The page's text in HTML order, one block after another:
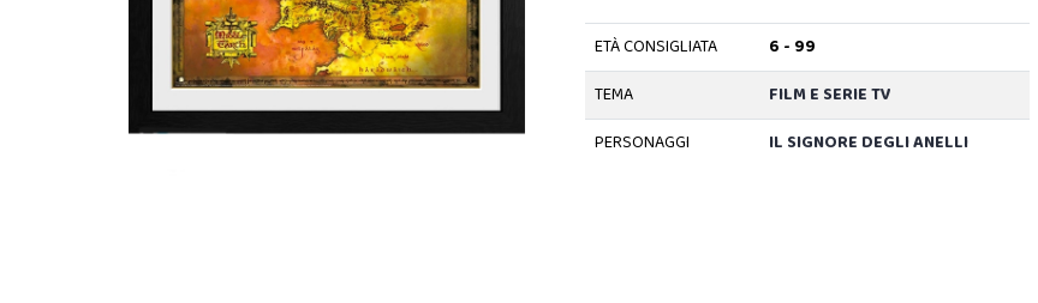
ETÀ CONSIGLIATA
6 - 99
TEMA
FILM E SERIE TV
PERSONAGGI
IL SIGNORE DEGLI ANELLI